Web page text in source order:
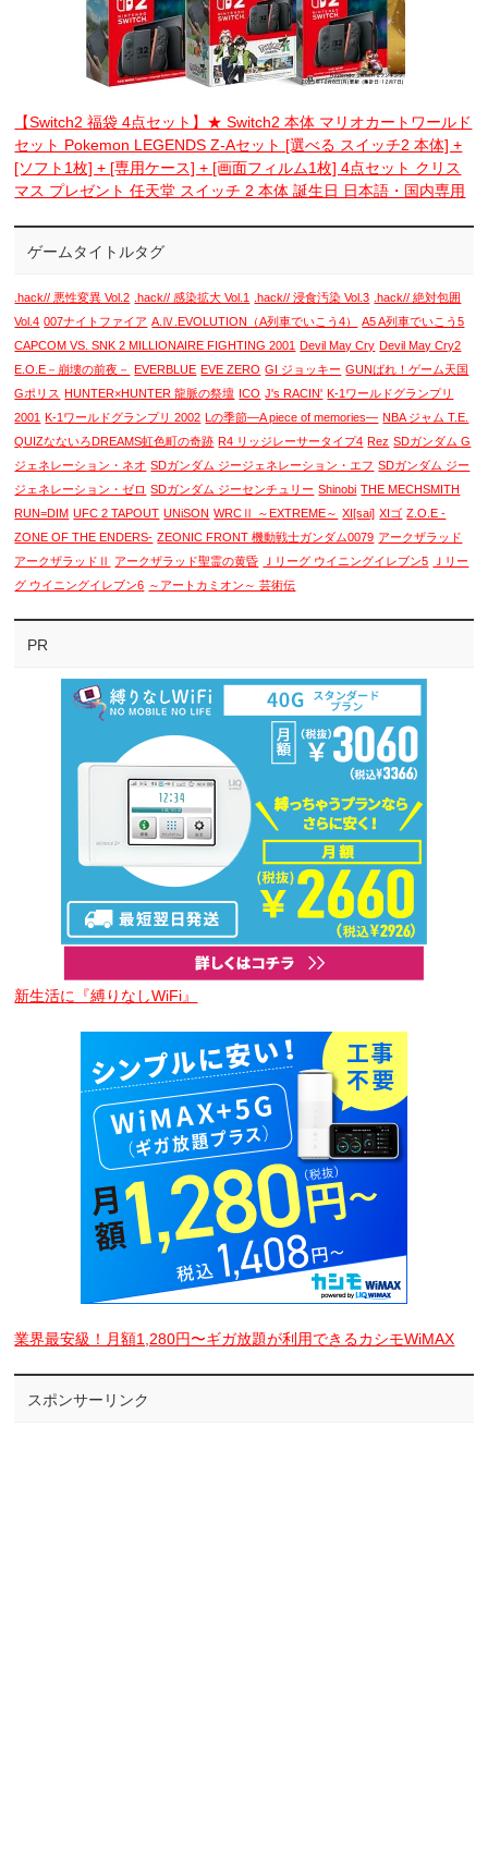
【Switch2 福袋 4点セット】★ Switch2 本体 マリオカートワールド
セット Pokemon LEGENDS Z-Aセット [選べる スイッチ2 本体] +
[ソフト1枚] + [専用ケース] + [画面フィルム1枚] 4点セット クリス
マス プレゼント 任天堂 スイッチ 2 本体 誕生日 日本語・国内専用
ゲームタイトルタグ
.hack// 悪性変異 Vol.2 .hack// 感染拡大 Vol.1 .hack// 浸食汚染 Vol.3 .hack// 絶対包囲
Vol.4 007ナイトファイア A.Ⅳ.EVOLUTION（A列車でいこう4）
A5 A列車でいこう5
CAPCOM VS. SNK 2 MILLIONAIRE FIGHTING 2001 Devil May Cry Devil May Cry2
E.O.E－崩壊の前夜－
EVERBLUE EVE ZERO GI ジョッキー GUNばれ！ゲーム天国
Gポリス HUNTER×HUNTER 龍脈の祭壇 ICO J's RACIN' K-1ワールドグランプリ
2001 K-1ワールドグランプリ 2002 Lの季節―A piece of memories― NBA ジャム T.E.
QUIZなないろDREAMS虹色町の奇跡 R4 リッジレーサータイプ4 Rez SDガンダム G
ジェネレーション・ネオ SDガンダム ジージェネレーション・エフ SDガンダム ジー
ジェネレーション・ゼロ SDガンダム ジーセンチュリー Shinobi THE MECHSMITH
RUN=DIM UFC 2 TAPOUT UNiSON WRCⅡ ～EXTREME～ XI[sai] XIゴ Z.O.E -
ZONE OF THE ENDERS- ZEONIC FRONT 機動戦士ガンダム0079 アークザラッド
アークザラッドⅡ
アークザラッド聖霊の黄昏 Ｊリーグ ウイニングイレブン5
Ｊリー
グ ウイニングイレブン6 ～アートカミオン～ 芸術伝
PR
新生活に『縛りなしWiFi』
業界最安級！月額1,280円〜ギガ放題が利用できるカシモWiMAX
スポンサーリンク